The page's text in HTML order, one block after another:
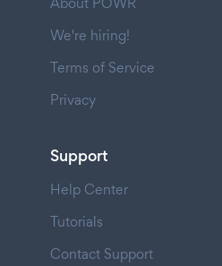
We're hiring!
Terms of Service
Privacy
Support
Help Center
Tutorials
Contact Support